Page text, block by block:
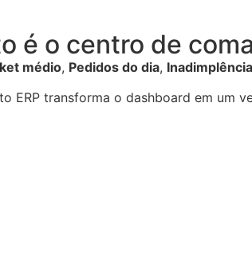
é o centro de
médio, Pedidos do dia, Inadimplência
ERP transforma o dashboard em um